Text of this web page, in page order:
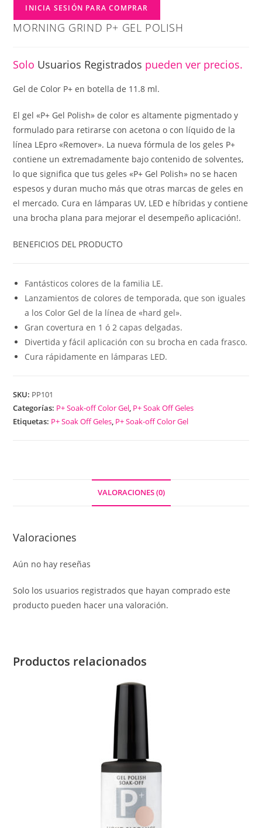
INICIA SESIÓN PARA COMPRAR
MORNING GRIND P+ GEL POLISH
Solo Usuarios Registrados pueden ver precios.
Gel de Color P+ en botella de 11.8 ml.
El gel «P+ Gel Polish» de color es altamente pigmentado y
formulado para retirarse con acetona o con líquido de la
línea LEpro «Remover». La nueva fórmula de los geles P+
contiene un extremadamente bajo contenido de solventes,
lo que significa que tus geles «P+ Gel Polish» no se hacen
espesos y duran mucho más que otras marcas de geles en
el mercado. Cura en lámparas UV, LED e híbridas y contiene
una brocha plana para mejorar el desempeño aplicación!.
BENEFICIOS DEL PRODUCTO
Fantásticos colores de la familia LE.
Lanzamientos de colores de temporada, que son iguales
a los Color Gel de la línea de «hard gel».
Gran covertura en 1 ó 2 capas delgadas.
Divertida y fácil aplicación con su brocha en cada frasco.
Cura rápidamente en lámparas LED.
SKU: PP101
Categorías: P+ Soak-off Color Gel P+ Soak Off Geles
Etiquetas: P+ Soak Off Geles P+ Soak-off Color Gel
VALORACIONES (0)
Valoraciones
Aún no hay reseñas
Solo los usuarios registrados que hayan comprado este
producto pueden hacer una valoración.
Productos relacionados